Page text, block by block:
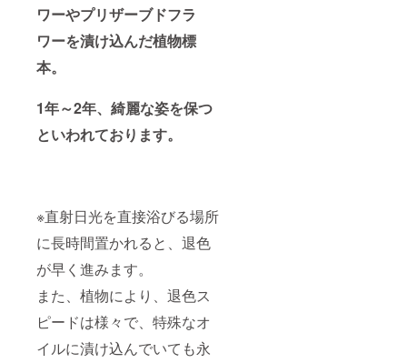
ワーやプリザーブドフラ
ワーを漬け込んだ植物標
本。
1年～2年、綺麗な姿を保つ
といわれております。
※直射日光を直接浴びる場所
に長時間置かれると、退色
が早く進みます。
また、植物により、退色ス
ピードは様々で、特殊なオ
イルに漬け込んでいても永